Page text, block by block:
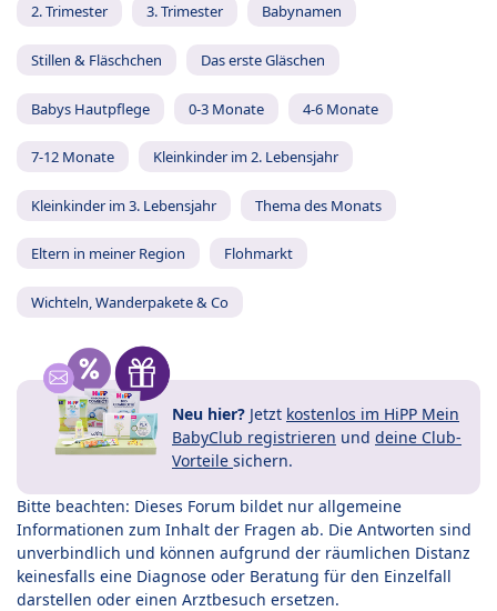
2. Trimester 3. Trimester Babynamen
Stillen & Fläschchen Das erste Gläschen
Babys Hautpflege 0-3 Monate 4-6 Monate
7-12 Monate Kleinkinder im 2. Lebensjahr
Kleinkinder im 3. Lebensjahr Thema des Monats
Eltern in meiner Region Flohmarkt
Wichteln, Wanderpakete & Co
Neu hier? Jetzt kostenlos im HiPP Mein
BabyClub registrieren und deine Club-
Vorteile sichern.
Bitte beachten: Dieses Forum bildet nur allgemeine
Informationen zum Inhalt der Fragen ab. Die Antworten sind
unverbindlich und können aufgrund der räumlichen Distanz
keinesfalls eine Diagnose oder Beratung für den Einzelfall
darstellen oder einen Arztbesuch ersetzen.